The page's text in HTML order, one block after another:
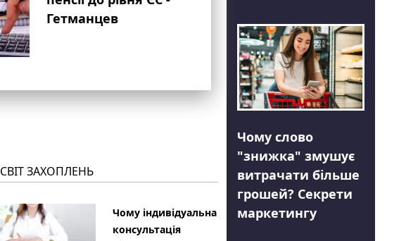
Гетманцев
СВІТ ЗАХОПЛЕНЬ
Чому індивідуальна
консультація
Чому слово
"знижка" змушує
витрачати більше
грошей? Секрети
маркетингу